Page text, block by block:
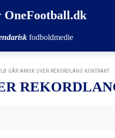
OneFootball.dk
fodboldmedie
GÅR AMOK OVER REKORDLANG KONTRAKT